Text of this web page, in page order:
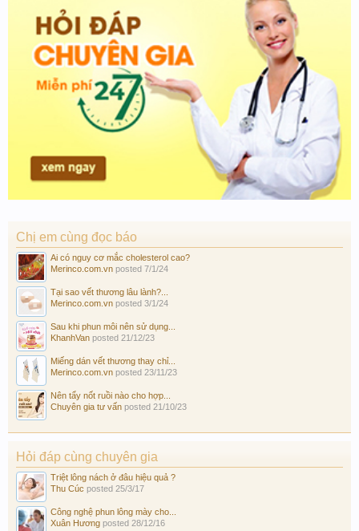
Chị em cùng đọc báo
Ai có nguy cơ mắc cholesterol cao?
Merinco.com.vn posted 7/1/24
Tại sao vết thương lâu lành?...
Merinco.com.vn posted 3/1/24
Sau khi phun môi nên sử dụng...
KhanhVan posted 21/12/23
Miếng dán vết thương thay chỉ...
Merinco.com.vn posted 23/11/23
Nên tẩy nốt ruồi nào cho hợp...
Chuyên gia tư vấn posted 21/10/23
Hỏi đáp cùng chuyên gia
Triệt lông nách ở đâu hiệu quả ?
Thu Cúc posted 25/3/17
Công nghệ phun lông mày cho...
Xuân Hương posted 28/12/16